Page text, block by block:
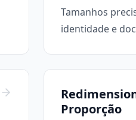
Tamanhos
identidade e
Proporção